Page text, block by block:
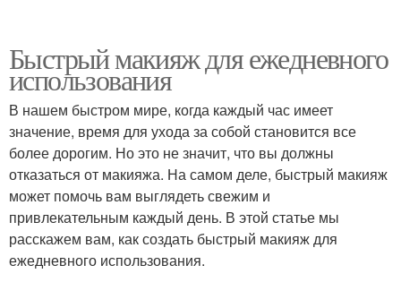
Быстрый макияж для ежедневного
использования
В нашем быстром мире, когда каждый час имеет
значение, время для ухода за собой становится все
более дорогим. Но это не значит, что вы должны
отказаться от макияжа. На самом деле, быстрый макияж
может помочь вам выглядеть свежим и
привлекательным каждый день. В этой статье мы
расскажем вам, как создать быстрый макияж для
ежедневного использования.